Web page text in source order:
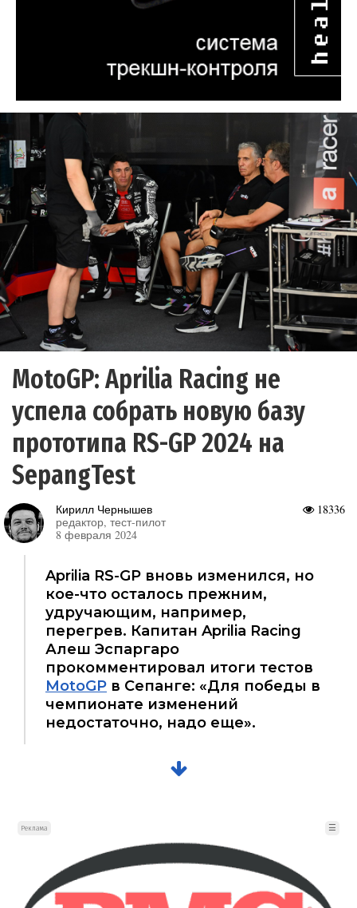
MotoGP: Aprilia Racing не
успела собрать новую базу
прототипа RS-GP 2024 на
SepangTest
18336
Кирилл Чернышев
редактор, тест-пилот
8 февраля 2024
Aprilia RS-GP вновь изменился, но
кое-что осталось прежним,
удручающим, например,
перегрев. Капитан Aprilia Racing
Алеш Эспаргаро
прокомментировал итоги тестов
MotoGP в Сепанге: «Для победы в
чемпионате изменений
недостаточно, надо еще».
Реклама ☰